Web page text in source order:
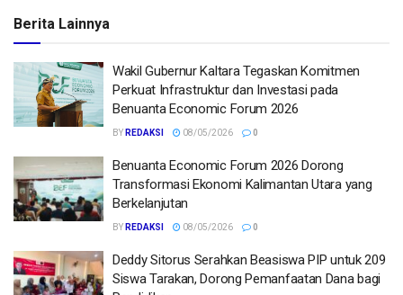
Berita Lainnya
Wakil Gubernur Kaltara Tegaskan Komitmen
Perkuat Infrastruktur dan Investasi pada
Benuanta Economic Forum 2026
BY REDAKSI 08/05/2026 0
Benuanta Economic Forum 2026 Dorong
Transformasi Ekonomi Kalimantan Utara yang
Berkelanjutan
BY REDAKSI 08/05/2026 0
Deddy Sitorus Serahkan Beasiswa PIP untuk 209
Siswa Tarakan, Dorong Pemanfaatan Dana bagi